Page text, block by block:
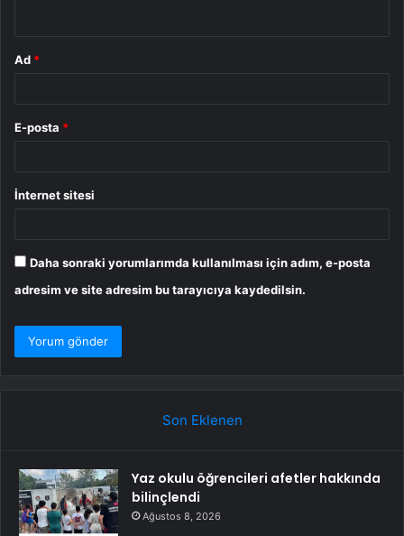
Ad *
E-posta *
İnternet sitesi
Daha sonraki yorumlarımda kullanılması için adım, e-posta
adresim ve site adresim bu tarayıcıya kaydedilsin.
Son Eklenen
Yaz okulu öğrencileri afetler hakkında
bilinçlendi
Ağustos 8, 2026